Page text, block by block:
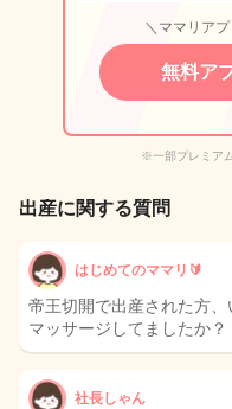
＼ママリア
無料ア
※一部プレミア
出産に関する質問
はじめてのママリ🔰
帝王切開で出産された方
マッサージしてましたか？
社長しゃん